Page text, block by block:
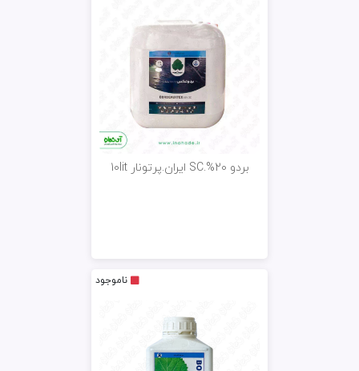
بردو 20%.SC ایران.پرتونار 10lit
ناموجود